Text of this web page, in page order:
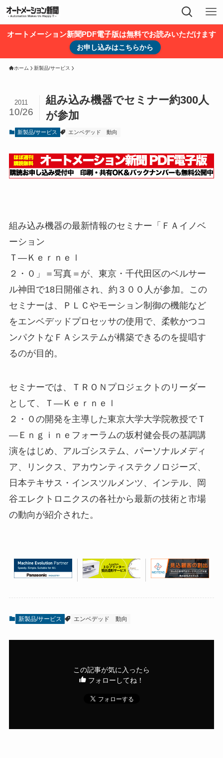
オートメーション新聞PDF電子版は無料でお読みいただけます
お申し込みはこちらから
ホーム 新製品/サービス
組み込み機器でセミナー約300人
が参加
2011
10/26
新製品/サービス エンベデッド 動向
組み込み機器の最新情報のセミナー「ＦＡイノベ
ーション
Ｔ―Ｋｅｒｎｅｌ
２・０」＝写真＝が、東京・千代田区のベルサー
ル神田で18日開催され、約３００人が参加。この
セミナーは、ＰＬＣやモーション制御の機能など
をエンベデッドプロセッサの使用で、柔軟かつコ
ンパクトなＦＡシステムが構築できるのを提唱す
るのが目的。
セミナーでは、ＴＲＯＮプロジェクトのリーダー
として、Ｔ―Ｋｅｒｎｅｌ
２・０の開発を主導した東京大学大学院教授でＴ
―Ｅｎｇｉｎｅフォーラムの坂村健会長の基調講
演をはじめ、アルゴシステム、パーソナルメディ
ア、リンクス、アカウンティステクノロジーズ、
日本テキサス・インスツルメンツ、インテル、岡
谷エレクトロニクスの各社から最新の技術と市場
の動向が紹介された。
新製品/サービス エンベデッド 動向
この記事が気に入ったら
フォローしてね！